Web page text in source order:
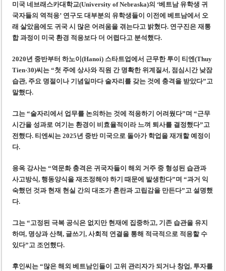
미국 네브래스카대학교(University of Nebraska)의 ‘베트남 유학생 귀
국자들의 역적응’ 연구도 대부분의 유학생들이 이전에 베트남에서 오
래 살았음에도 귀국 시 많은 어려움을 겪는다고 밝혔다. 연구진은 재통
합 과정이 미국 환경 적응보다 더 어렵다고 분석했다.
2020년 중반부터 하노이(Hanoi) 스타트업에서 근무한 투이 티엔(Thuy
Tien·30)씨는 “첫 주에 상사와 직원 간 명확한 위계질서, 점심시간 낮잠
습관, 주요 명절이나 기념일마다 술자리를 갖는 것에 충격을 받았다”고
말했다.
그는 “술자리에서 업무를 논의하는 것에 적응하기 어려웠다”며 “근무
시간을 성과로 여기는 환경이 비효율적이라 느껴 퇴사를 결정했다”고
전했다. 티엔씨는 2025년 중반 미국으로 돌아가 학업을 재개할 예정이
다.
응옥 강사는 “역문화 충격은 귀국자들이 해외 거주 중 형성된 습관과
사고방식, 행동양식을 재조정해야 하기 때문에 발생한다”며 “과거 익
숙했던 것과 현재 현실 간의 대조가 혼란과 고립감을 만든다”고 설명했
다.
그는 “고정된 극복 공식은 없지만 현재에 집중하고, 기존 습관을 유지
하며, 명상과 산책, 글쓰기, 사회적 연결을 통해 적극적으로 적응할 수
있다”고 조언했다.
후인씨는 “많은 해외 베트남인들이 고위 관리자가 되거나 창업, 투자를